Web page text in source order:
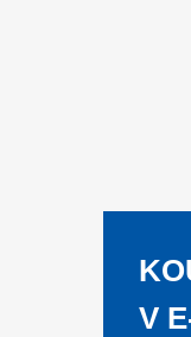
V